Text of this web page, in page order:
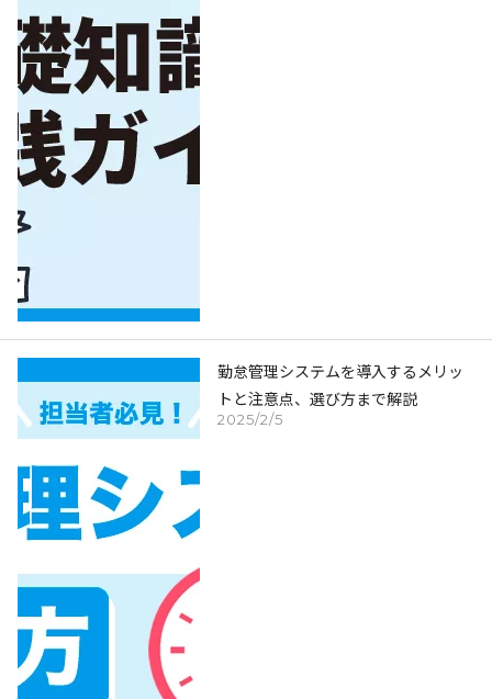
2025/2/5
勤怠管理システムを導入するメリッ
トと注意点、選び方まで解説